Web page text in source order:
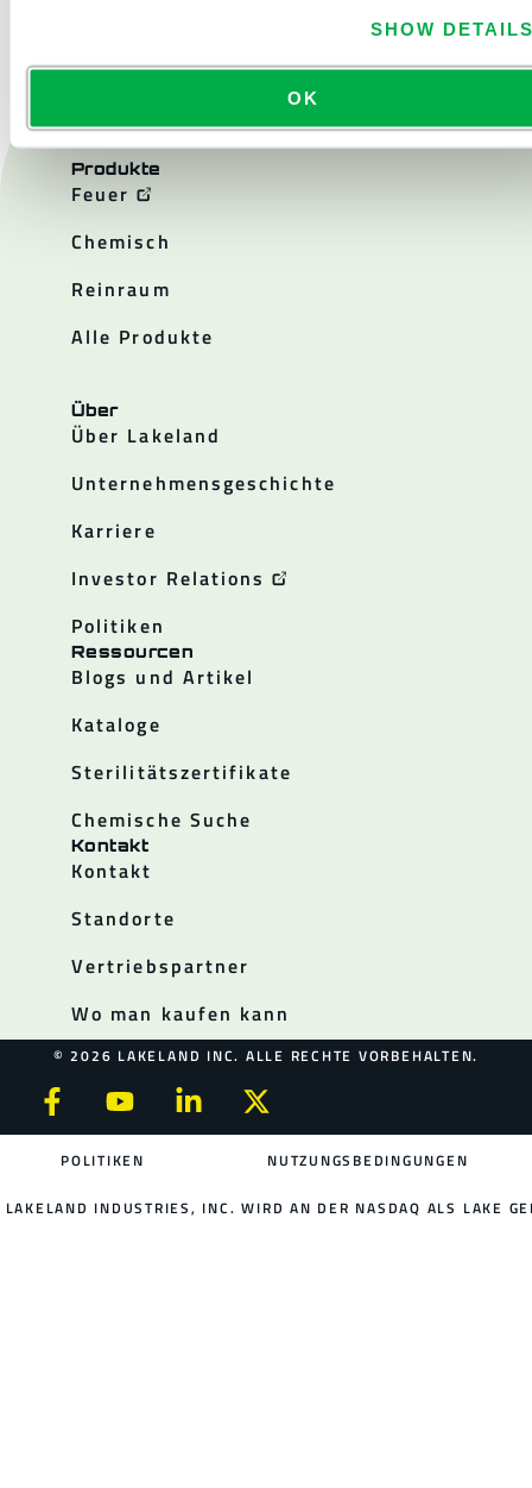
SHOW
OK
Produkte
Feuer
Chemisch
Reinraum
Alle Produkte
Über
Über Lakeland
Unternehmensgeschichte
Karriere
Investor Relations
Politiken
Ressourcen
Blogs und Artikel
Kataloge
Sterilitätszertifikate
Chemische Suche
Kontakt
Kontakt
Standorte
Vertriebspartner
Wo man kaufen kann
© 2026 LAKELAND INC. ALLE RECHTE VORBEHALTEN.
POLITIKEN NUTZUNGSBEDINGUNGEN
LAKELAND INDUSTRIES, INC. WIRD AN DER NASDAQ ALS LAKE